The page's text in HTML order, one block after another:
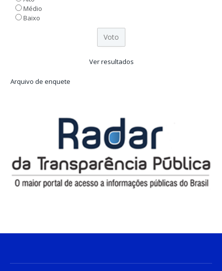
Médio
Baixo
Ver resultados
Arquivo de enquete